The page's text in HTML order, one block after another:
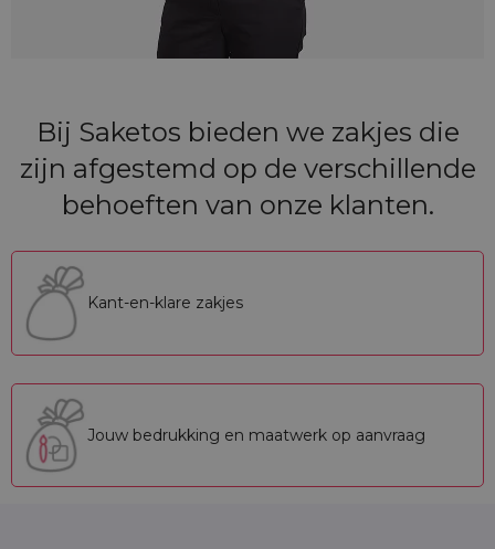
Bij Saketos bieden we zakjes die
zijn afgestemd op de verschillende
behoeften van onze klanten.
Kant-en-klare zakjes
Jouw bedrukking en maatwerk op aanvraag